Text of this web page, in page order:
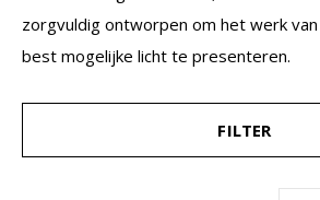
zorgvuldig ontworpen om het werk
best mogelijke licht te presenteren.
FILTER